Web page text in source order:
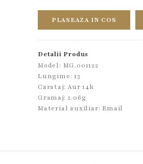
PLASEAZA IN COS
Detalii Produs
Model: MG.001122
Lungime: 13
Carataj: Aur 14k
Gramaj: 2.06g
Material auxiliar:Email